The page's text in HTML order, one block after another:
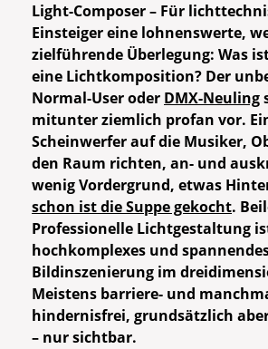
Light-Composer – Für
Einsteiger eine lohnenswerte,
zielführende Überlegung: Was
eine Lichtkomposition? Der
Normal-User oder DMX-Neuling
mitunter ziemlich profan vor.
Scheinwerfer auf die Musiker,
den Raum richten, an- und
wenig Vordergrund, etwas
schon ist die Suppe gekocht.
Professionelle Lichtgestaltung
hochkomplexes und
Bildinszenierung im
Meistens barriere- und
hindernisfrei, grundsätzlich
– nur sichtbar.